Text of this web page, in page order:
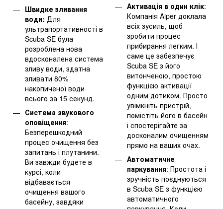
Швидке зливання
води: Для
ультрапортативності в
Scuba SE була
розроблена нова
вдосконалена система
зливу води, здатна
зливати 80%
накопиченої води
всього за 15 секунд.
Система звукового
оповіщення:
Безперешкодний
процес очищення без
запитань і плутанини.
Ви завжди будете в
курсі, коли
відбавається
очищення вашого
басейну, завдяки
Активація в один клік:
Компанія Aiper доклала
всіх зусиль, щоб
зробити процес
прибирання легким. І
саме це забезпечує
Scuba SE з його
витонченою, простою
функцією активації
одним дотиком. Просто
увімкніть пристрій,
помістіть його в басейн
і спостерігайте за
досконалим очищенням
прямо на ваших очах.
Автоматичне
паркування: Простота і
зручність поєднуються
в Scuba SE з функцією
автоматичного